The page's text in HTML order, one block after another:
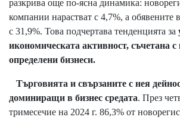
разкрива още по-ясна динамика:
компании нарастват с 4,7%, а обявените
с 31,9%. Това подчертава тенденцията за
икономическата активност, съчетана с
определени бизнеси.
Търговията и свързаните с нея
доминиращи в бизнес средата. През
тримесечие на 2024 г. 86,3% от